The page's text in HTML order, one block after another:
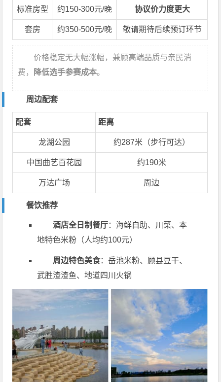
标准房型 约150-300元/晚 协议价力度更大
套房 约350-500元/晚 敬请期待后续预订环节
价格稳定无大幅涨幅，兼顾高端品质与亲民消
费，
降低选手参赛成本。
周边配套
配套 距离
龙湖公园 约287米（步行可达）
中国曲艺百花园 约190米
万达广场 周边
餐饮推荐
酒店全日制餐厅：海鲜自助、川菜、本
地特色米粉（人均约100元）
周边特色美食：岳池米粉、顾县豆干、
武胜渣渣鱼、地道四川火锅